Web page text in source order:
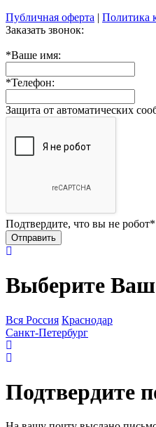
Публичная оферта | Политика
Заказать звонок:
*Ваше имя:
*Телефон:
Защита от автоматических
Подтвердите, что вы не робот*
Выберите Ваш
Вся Россия Краснодар
Санкт-Петербург
Подтвердите